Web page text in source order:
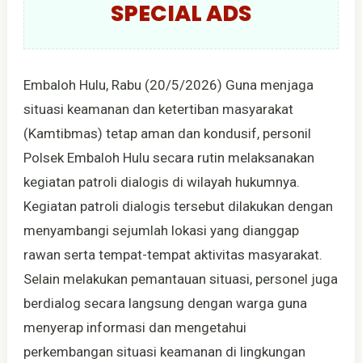
SPECIAL ADS
Embaloh Hulu, Rabu (20/5/2026) Guna menjaga
situasi keamanan dan ketertiban masyarakat
(Kamtibmas) tetap aman dan kondusif, personil
Polsek Embaloh Hulu secara rutin melaksanakan
kegiatan patroli dialogis di wilayah hukumnya.
Kegiatan patroli dialogis tersebut dilakukan dengan
menyambangi sejumlah lokasi yang dianggap
rawan serta tempat-tempat aktivitas masyarakat.
Selain melakukan pemantauan situasi, personel juga
berdialog secara langsung dengan warga guna
menyerap informasi dan mengetahui
perkembangan situasi keamanan di lingkungan